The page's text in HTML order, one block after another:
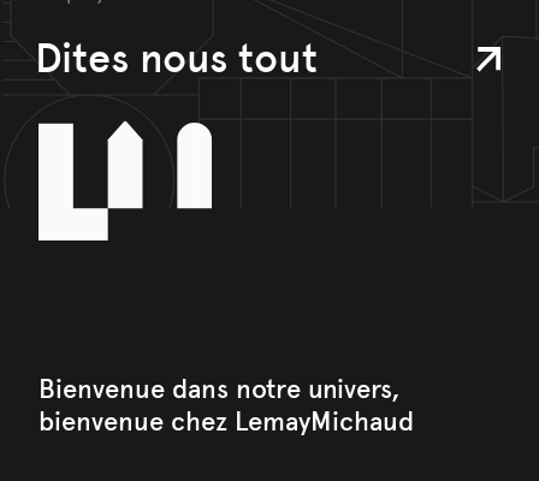
Dites nous tout
Bienvenue dans notre univers,
bienvenue chez LemayMichaud